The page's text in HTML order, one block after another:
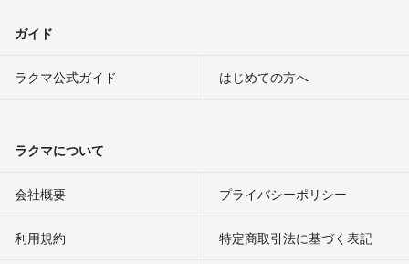
ガイド
ラクマ公式ガイド はじめての方へ
ラクマについて
会社概要 プライバシーポリシー
利用規約 特定商取引法に基づく表記